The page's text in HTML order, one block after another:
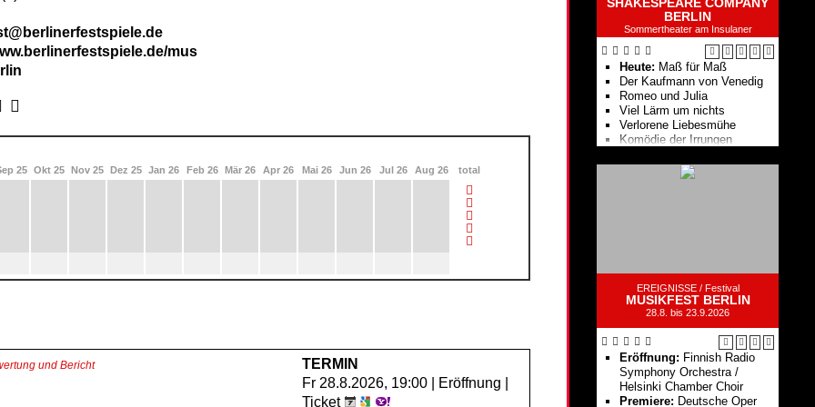
mus
25 Okt 25 Nov 25 Dez 25 Jan 26 Feb 26 Mär 26 Apr 26 Mai 26 Jun 26 Jul 26 Aug 26 total
und Bericht
TERMIN
Fr 28.8.2026, 19:00 | Eröffnung |
Ticket
BERLIN
Sommertheater am Insulaner
Heute: Maß für Maß
Der Kaufmann von Venedig
Romeo und Julia
Viel Lärm um nichts
Verlorene Liebesmühe
Komödie der Irrungen
Berlin zeigt 8 Inszenierungen
in 71 Aufführungen
EREIGNISSE / Festival
MUSIKFEST BERLIN
28.8. bis 23.9.2026
Eröffnung: Finnish Radio
Symphony Orchestra /
Helsinki Chamber Choir
Premiere: Deutsche Oper